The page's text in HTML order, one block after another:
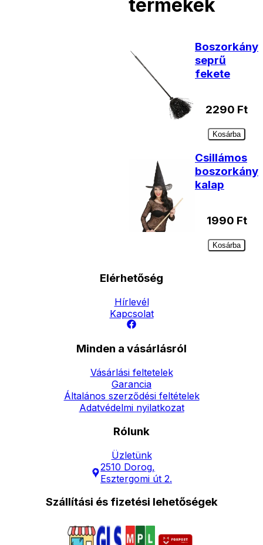
termékek
Boszorkány
seprű
fekete
2290 Ft
Kosárba
Csillámos
boszorkány
kalap
1990 Ft
Kosárba
Elérhetőség
Hírlevél
Kapcsolat
Minden a vásárlásról
Vásárlási feltetelek
Garancia
Általános szerződési feltételek
Adatvédelmi nyilatkozat
Rólunk
Üzletünk
2510 Dorog,
Esztergomi út 2.
Szállítási és fizetési lehetőségek